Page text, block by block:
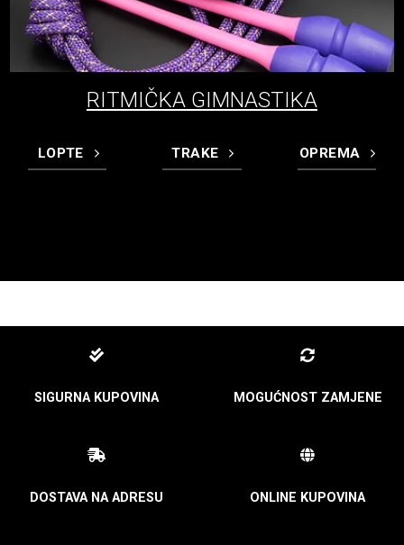
RITMIČKA GIMNASTIKA
LOPTE TRAKE OPREMA
SIGURNA KUPOVINA MOGUĆNOST ZAMJENE
DOSTAVA NA ADRESU ONLINE KUPOVINA